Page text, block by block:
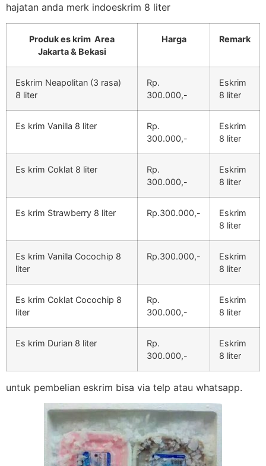
hajatan anda merk indoeskrim 8 liter
Produk es krim Area
Jakarta & Bekasi
Harga Remark
Eskrim Neapolitan (3 rasa)
8 liter
Rp.
300.000,-
Eskrim
8 liter
Es krim Vanilla 8 liter
Rp.
300.000,-
Eskrim
8 liter
Es krim Coklat 8 liter
Rp.
300.000,-
Eskrim
8 liter
Es krim Strawberry 8 liter Rp.300.000,-
Eskrim
8 liter
Es krim Vanilla Cocochip 8
liter
Rp.300.000,-
Eskrim
8 liter
Es krim Coklat Cocochip 8
liter
Rp.
300.000,-
Eskrim
8 liter
Es krim Durian 8 liter
Rp.
300.000,-
Eskrim
8 liter
untuk pembelian eskrim bisa via telp atau whatsapp.